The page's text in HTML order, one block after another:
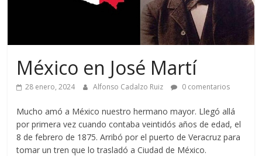
México en José Martí
28 enero, 2024 Alfonso Cadalzo Ruiz 0 comentarios
Mucho amó a México nuestro hermano mayor. Llegó allá
por primera vez cuando contaba veintidós años de edad, el
8 de febrero de 1875. Arribó por el puerto de Veracruz para
tomar un tren que lo trasladó a Ciudad de México.